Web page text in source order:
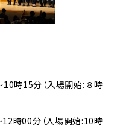
時15分（入場開始: ８時
時00分（入場開始:10時